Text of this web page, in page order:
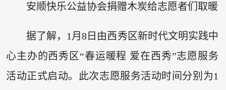
安顺快乐公益协会捐赠木炭给志愿者们取暖
据了解，1月8日由西秀区新时代文明实践中
心主办的西秀区“春运暖程 爱在西秀”志愿服务
活动正式启动。此次志愿服务活动时间分别为1